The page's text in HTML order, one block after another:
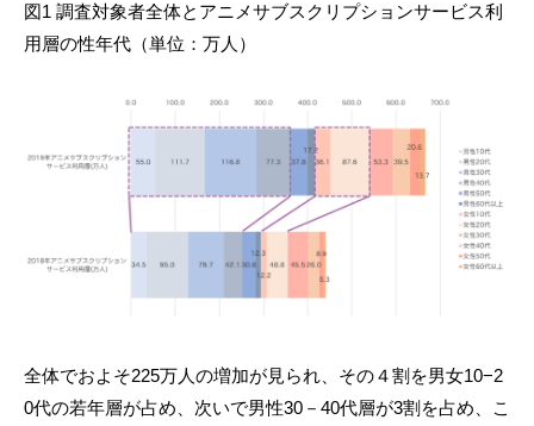
図1 調査対象者全体とアニメサブスクリプションサービス利
用層の性年代（単位：万人）
全体でおよそ225万人の増加が見られ、その４割を男女10−2
0代の若年層が占め、次いで男性30－40代層が3割を占め、こ